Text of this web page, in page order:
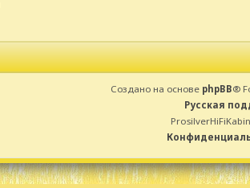
Создано на основе phpBB®
Русская